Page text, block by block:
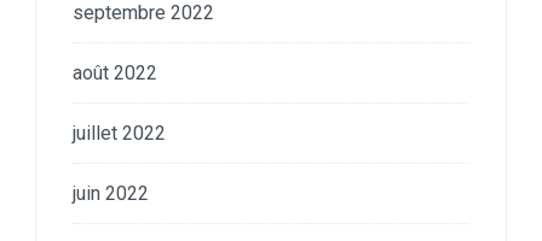
septembre 2022
août 2022
juillet 2022
juin 2022